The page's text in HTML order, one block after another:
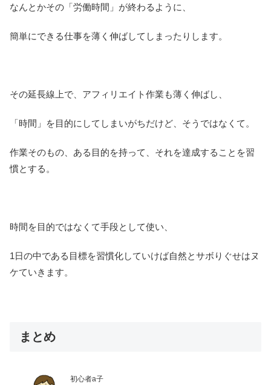
なんとかその「労働時間」が終わるように、
簡単にできる仕事を薄く伸ばしてしまったりします。
その延長線上で、アフィリエイト作業も薄く伸ばし、
「時間」を目的にしてしまいがちだけど、そうではなくて。
作業そのもの、ある目的を持って、それを達成することを習
慣とする。
時間を目的ではなくて手段として使い、
1日の中である目標を習慣化していけば自然とサボりぐせはヌ
ケていきます。
まとめ
初心者a子